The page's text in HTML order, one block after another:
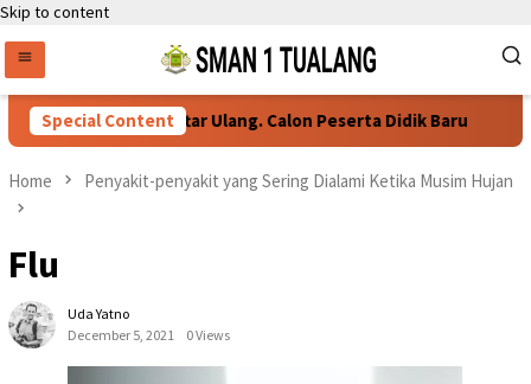
Skip to content
Special Content
Persyaratan Daftar Ulang. Calon Peserta Didik Baru
Home Penyakit-penyakit yang Sering Dialami Ketika Musim Hujan
Flu
Uda Yatno
December 5, 2021
0 Views